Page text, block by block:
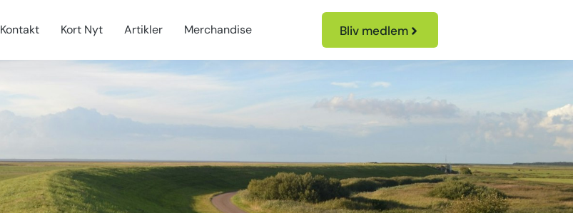
Kontakt Kort Nyt Artikler Merchandise Bliv medlem